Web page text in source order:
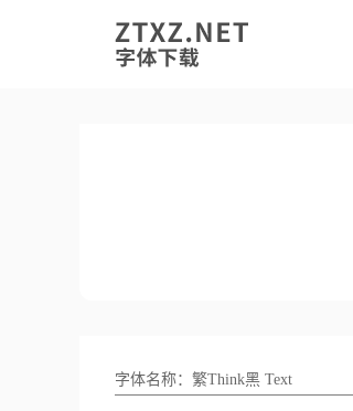
字体名称：繁Think黑 Text